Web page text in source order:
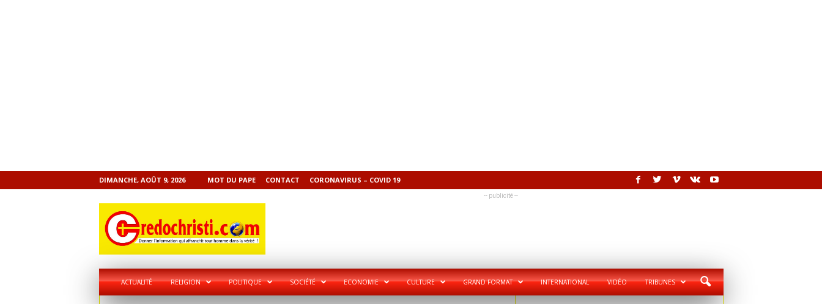
DIMANCHE, AOÛT 9, 2026 MOT DU PAPE CONTACT CORONAVIRUS – COVID 19
-- publicité --
ACTUALITÉ RELIGION POLITIQUE SOCIÉTÉ ECONOMIE CULTURE GRAND FORMAT INTERNATIONAL VIDÉO TRIBUNES